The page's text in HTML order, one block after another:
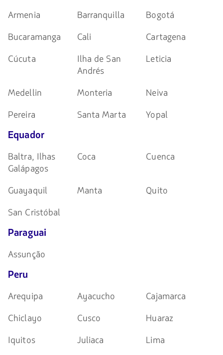
Armenia Barranquilla
Bogotá
Bucaramanga
Cali
Cartagena
Cúcuta
Ilha de San
Andrés
Leticia
Medellin Monteria
Neiva
Pereira
Santa Marta Yopal
Equador
Baltra, Ilhas
Galápagos
Coca Cuenca
Guayaquil Manta
Quito
San Cristóbal
Paraguai
Assunção
Peru
Arequipa Ayacucho
Cajamarca
Chiclayo
Cusco
Huaraz
Iquitos
Juliaca
Lima